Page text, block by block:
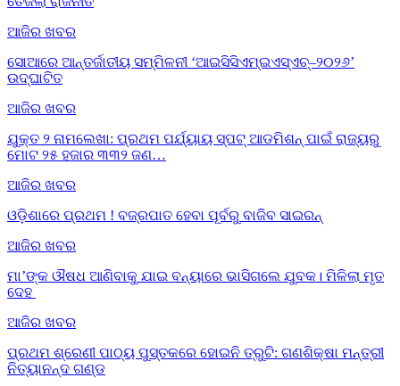
ଆଜିର ଖବର
ସୋଆରେ ଆନ୍ତର୍ଜାତୀୟ ସମ୍ମିଳନୀ ‘ଆଇସିସିଏମ୍‌ଇଏସ୍‌ଏଚ୍‌–୨୦୨୬’
ଉଦ୍‌ଘାଟିତ
ଆଜିର ଖବର
ଯୁକ୍ତ ୨ ନାମଲେଖା: ପ୍ରଥମ ପର୍ଯ୍ୟାୟ ସ୍ପଟ୍ ଆଡମିଶନ୍ ପାଇଁ ରାଜ୍ୟରୁ
ମୋଟ ୨୫ ହଜାର ୩୩୨ ଜଣ…
ଆଜିର ଖବର
ଓଡ଼ିଶାରେ ପ୍ରଥମ ! ବଜ୍ରପାତ ହେବା ପୂର୍ବରୁ ବାଜିବ ସାଇରନ୍
ଆଜିର ଖବର
ମା’ଙ୍କ ଔଷଧ ଆଣିବାକୁ ଯାଇ ବନ୍ୟାରେ ଭାସିଗଲେ ଯୁବକ। ମିଳିଲା ମୃତ
ଦେହ
ଆଜିର ଖବର
ପ୍ରଥମ ଶ୍ରେଣୀ ପାଠ୍ୟ ପୁସ୍ତକରେ ହୋଇନି ତ୍ରୁଟି: ଗଣଶିକ୍ଷା ମନ୍ତ୍ରୀ
ନିତ୍ୟାନନ୍ଦ ଗଣ୍ଡ